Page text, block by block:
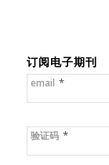
订阅电子期刊
email *
验证码 *